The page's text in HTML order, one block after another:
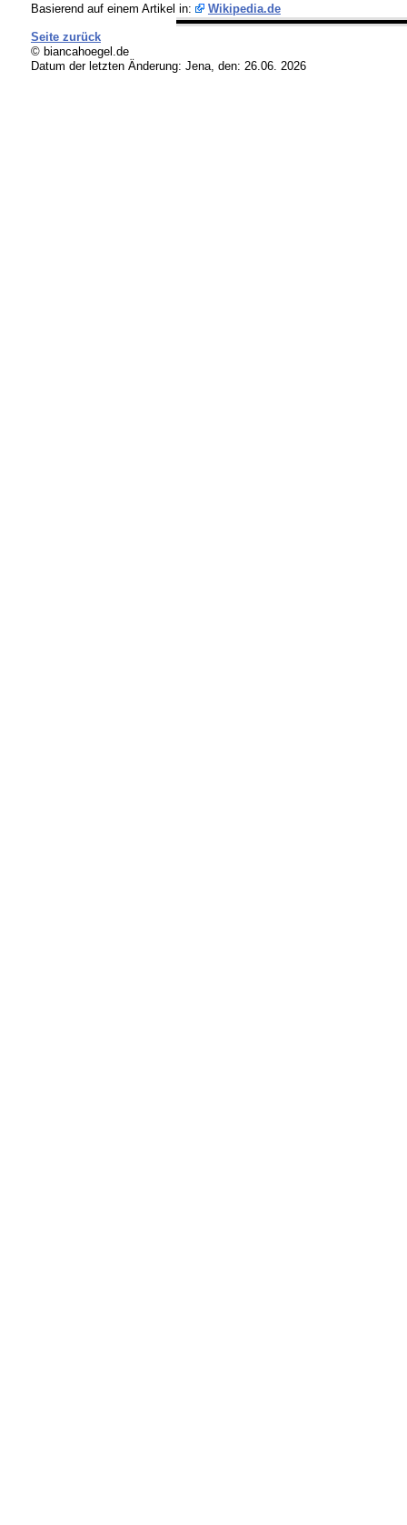
Basierend auf einem Artikel in: Wikipedia.de
Seite zurück
© biancahoegel.de
Datum der letzten Änderung: Jena, den: 26.06. 2026